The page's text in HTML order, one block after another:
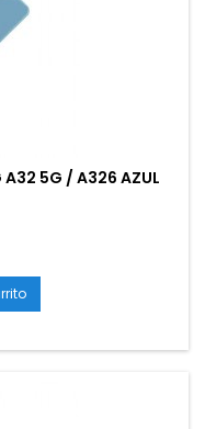
A32 5G / A326 AZUL